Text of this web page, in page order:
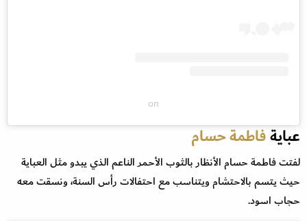
on
عبايةفاطمة حسام
لفتت فاطمة حسام الأنظار بالثوب الأحمر الناعم الذي يبدو مثل العباية
حيث يتسم بالاحتشام ويتناسب مع احتفالات رأس السنة، ونسقت معه
حجاب اسود.